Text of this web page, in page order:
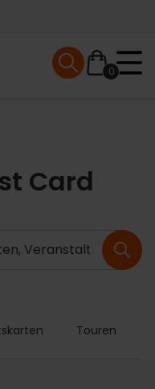
0
Mobile menu
Card
Touren